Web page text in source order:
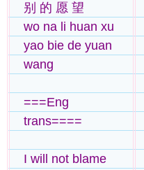
别 的 愿 望
wo na li huan xu
yao bie de yuan
wang
===Eng
trans====
I will not blame